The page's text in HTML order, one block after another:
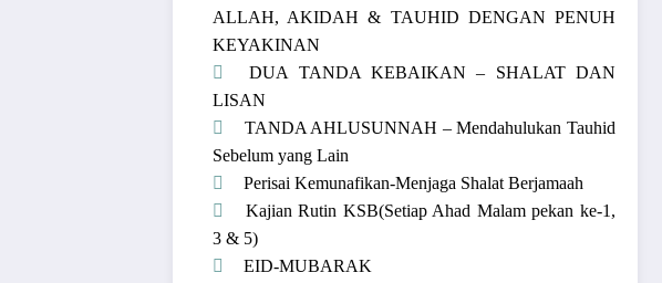
ALLAH, AKIDAH & TAUHID DENGAN PENUH
KEYAKINAN
DUA TANDA KEBAIKAN – SHALAT DAN
LISAN
TANDA AHLUSUNNAH – Mendahulukan Tauhid
Sebelum yang Lain
Perisai Kemunafikan-Menjaga Shalat Berjamaah
Kajian Rutin KSB(Setiap Ahad Malam pekan ke-1,
3 & 5)
EID-MUBARAK